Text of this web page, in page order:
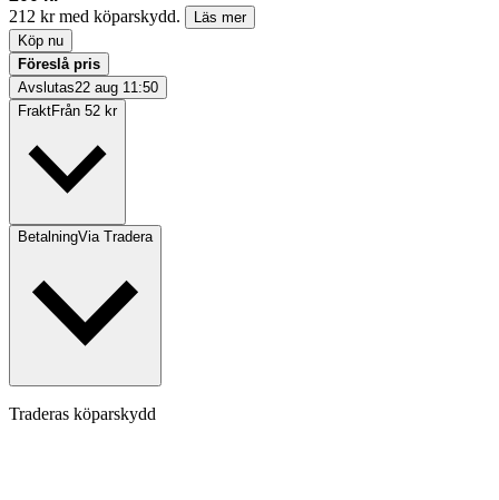
212 kr med köparskydd.
Läs mer
Köp nu
Föreslå pris
Avslutas22 aug 11:50
FraktFrån 52 kr
BetalningVia Tradera
Traderas köparskydd